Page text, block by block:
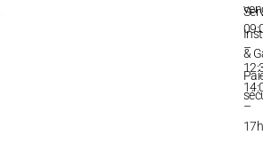
–
–
&